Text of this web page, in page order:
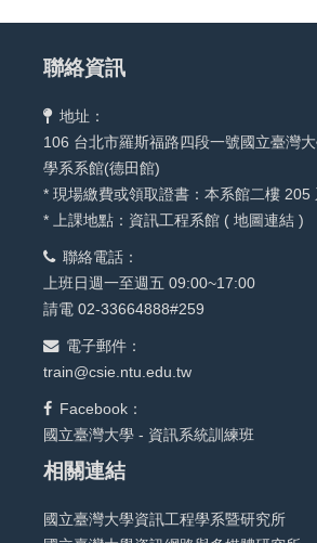
聯絡資訊
地址：
106 台北市羅斯福路四段一號國立臺灣
學系系館(德田館)
* 現場繳費或領取證書：本系館二樓 205
* 上課地點：資訊工程系館 ( 地圖連結 )
聯絡電話：
上班日週一至週五 09:00~17:00
請電 02-33664888#259
電子郵件：
train@csie.ntu.edu.tw
Facebook：
國立臺灣大學 - 資訊系統訓練班
相關連結
國立臺灣大學資訊工程學系暨研究所